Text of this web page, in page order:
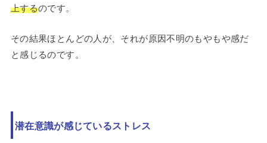
上するのです。
その結果ほとんどの人が、それが原因不明のもやもや感だ
と感じるのです。
潜在意識が感じているストレス